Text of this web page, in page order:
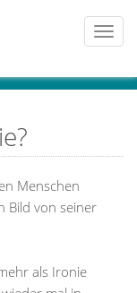
Menschen
Bild von seiner
als Ironie